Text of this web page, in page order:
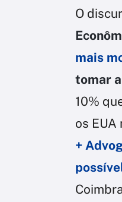
O
mais
tomar
10%
os EUA
+